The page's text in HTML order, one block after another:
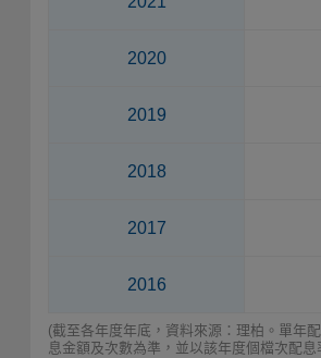
2020
2019
2018
2017
2016
(截至各年度年底，資料來源：理柏。單年
息金額及次數為準，並以該年度個檔次配